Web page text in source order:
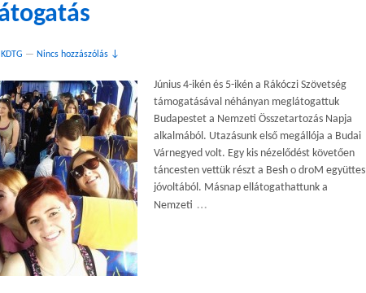
KDTG — Nincs hozzászólás ↓
Június 4-ikén és 5-ikén a Rákóczi Szövetség
támogatásával néhányan meglátogattuk
Budapestet a Nemzeti Összetartozás Napja
alkalmából. Utazásunk első megállója a Budai
Várnegyed volt. Egy kis nézelődést követően
táncesten vettük részt a Besh o droM együttes
jóvoltából. Másnap ellátogathattunk a
Nemzeti …